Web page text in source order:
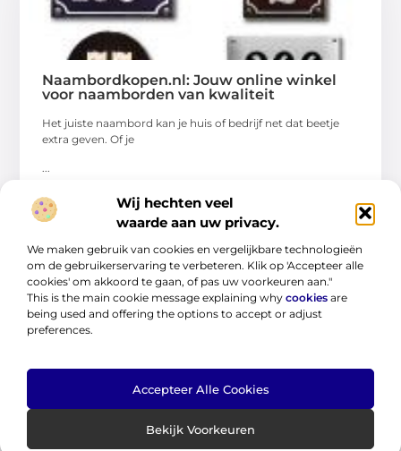
Wij hechten veel
waarde aan uw privacy.
om de gebruikerservaring te verbeteren. Klik op 'Accepteer alle
cookies' om akkoord te gaan, of pas uw voorkeuren aan."
This is the main cookie message explaining whycookiesare
being used and offering the options to accept or adjust
preferences.
Accepteer Alle Cookies
Bekijk Voorkeuren
Naambordkopen.nl: Jouw online winkel
voor naamborden van kwaliteit
Het juiste naambord kan je huis of bedrijf net dat beetje
extra geven. Of je
...
DIENSTVERLENING